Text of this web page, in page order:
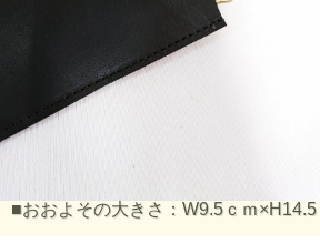
およその大きさ：W9.5ｃｍ×H14.5